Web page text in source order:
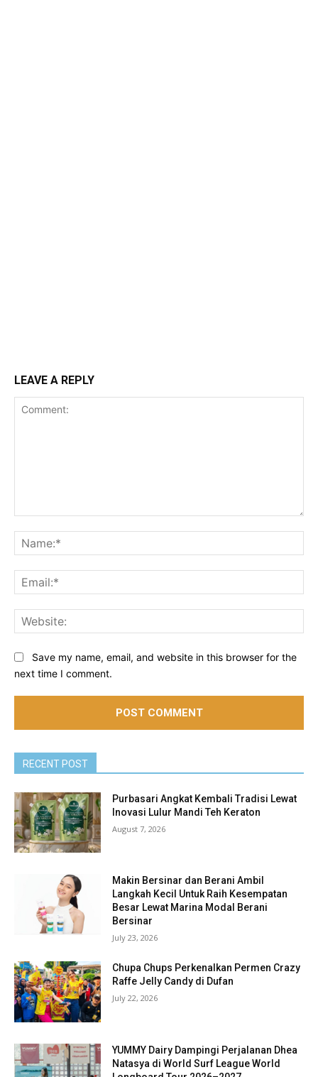
LEAVE A REPLY
Save my name, email, and website in this browser for the
next time I comment.
RECENT POST
Purbasari Angkat Kembali Tradisi Lewat
Inovasi Lulur Mandi Teh Keraton
August 7, 2026
Makin Bersinar dan Berani Ambil
Langkah Kecil Untuk Raih Kesempatan
Besar Lewat Marina Modal Berani
Bersinar
July 23, 2026
Chupa Chups Perkenalkan Permen Crazy
Raffe Jelly Candy di Dufan
July 22, 2026
YUMMY Dairy Dampingi Perjalanan Dhea
Natasya di World Surf League World